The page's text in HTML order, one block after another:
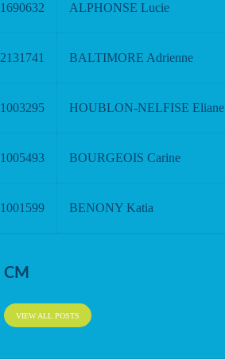
1690632 ALPHONSE Lucie
2131741 BALTIMORE Adrienne
1003295 HOUBLON-NELFISE Eliane
1005493 BOURGEOIS Carine
1001599 BENONY Katia
CM
VIEW ALL POSTS